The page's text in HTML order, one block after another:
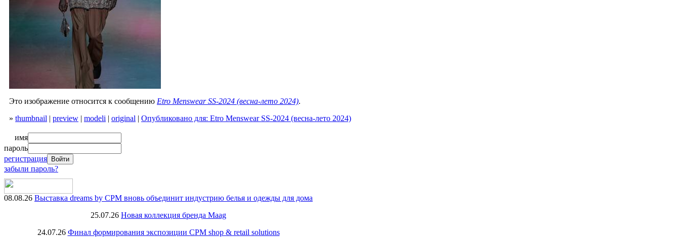
Это изображение относится к сообщению Etro Menswear SS-2024 (весна-лето 2024).
» thumbnail | preview | modeli | original | Опубликовано для: Etro Menswear SS-2024 (весна-лето 2024)
имя
пароль
регистрация
забыли пароль?
08.08.26 Выставка dreams by CPM вновь объединит индустрию белья и одежды для дома
25.07.26 Новая коллекция бренда Maag
24.07.26 Финал формирования экспозиции CPM shop & retail solutions